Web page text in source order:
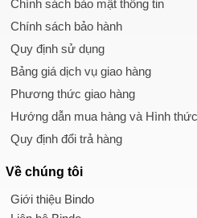
Chính sách bảo mật thông tin
Chính sách bảo hành
Quy định sử dụng
Bảng giá dịch vụ giao hàng
Phương thức giao hàng
Hướng dẫn mua hàng và Hình
Quy định đổi trả hàng
Về chúng tôi
Giới thiệu Bindo